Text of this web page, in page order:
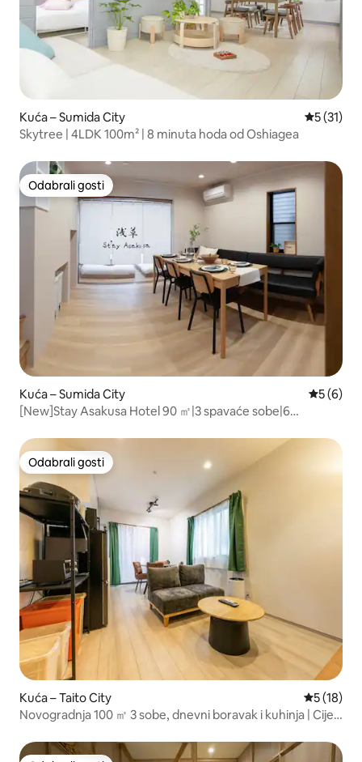
Kuća – Sumida City Prosječna
5 (31)
Skytree | 4LDK 100m² | 8 minuta hoda od Oshiagea
Odabrali gosti
Odabrali gosti
Kuća – Sumida City
5 (6)
[New]Stay Asakusa Hotel 90 ㎡|3 spavaće sobe|6
Odabrali gosti
Odabrali gosti
Kuća – Taito City Prosječna
5 (18)
Novogradnja 100 ㎡ 3 sobe, dnevni boravak i kuhinja | Cijeli
sekundi pješice